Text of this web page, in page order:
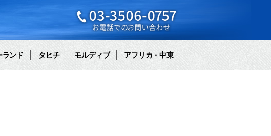
ランド タヒチ モルディブ アフリカ・中東